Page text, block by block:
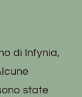
di Infynia,
state